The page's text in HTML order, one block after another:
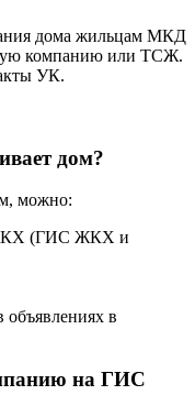
дома жильцам МКД
компанию или ТСЖ.
УК.
дом?
можно:
ЖКХ (ГИС ЖКХ и
в
на ГИС